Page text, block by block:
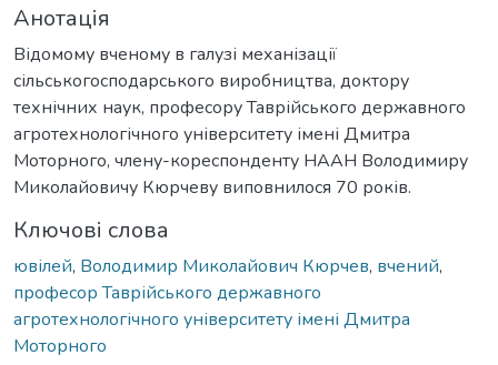
Анотація
Відомому вченому в галузі механізації
сільськогосподарського виробництва, доктору
технічних наук, професору Таврійського державного
агротехнологічного університету імені Дмитра
Моторного, члену-кореспонденту НААН Володимиру
Миколайовичу Кюрчеву виповнилося 70 років.
Ключові слова
ювілей, Володимир Миколайович Кюрчев, вчений,
професор Таврійського державного
агротехнологічного університету імені Дмитра
Моторного